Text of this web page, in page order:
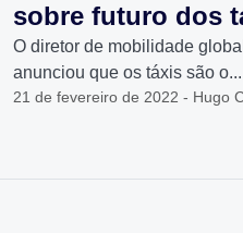
sobre futuro dos
O diretor de mobilidade
anunciou que os táxis são o...
21 de fevereiro de 2022 - Hugo